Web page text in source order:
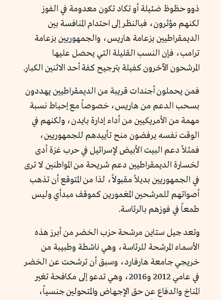
ذوو حظوظ ضئيلة أو تكاد تكون معدومة في الفوز
لكنهم مؤثرون، فبالنظر إلى احتدام المنافسة بين
الديمقراطيين بزعامة هاريس، والجمهوريين بزعامة
ترامب، فإن النسب القليلة التي يحصل عليها
المرشحون الآخرون كفيلة بترجيح كفة أحد الاثنين الكبار.
فمن يحملون أجندات قريبة من الديمقراطيين يهددون
بسحب الدعم من هاريس، خصوصاً مع إحباط نسبة
مهمة من الأمريكيين من أداء إدارة بايدن، ولكنهم في
الوقت نفسه يرفضون منح تأييدهم للجمهوريين،
فمثلاً دعم البيت الأبيض لإسرائيل في حرب غزة أدى
لخسارة الديمقراطيين دعم شريحة من المواطنين لا ترى
في الجمهوريين بديلاً مقبولاً، لذا من المتوقع أن تذهب
أصواتهم للمرشحين المغمورين كموقف مبدأي وليس
طمعاً في فوزهم بالرئاسة.
وتعد جيل ستاين مرشحة حزب الخضر من أبرز هذه
الأسماء المرشحة للرئاسة، وهي ناشطة وطبيبة من
خريجي جامعة هارفارد، وسبق أن ترشحت عن الخضر
في عامي 2012 و2016، وهي تدعو إلى مكافحة تغير
المناخ والدفاع عن حق الإجهاض والمتحولين جنسياً،